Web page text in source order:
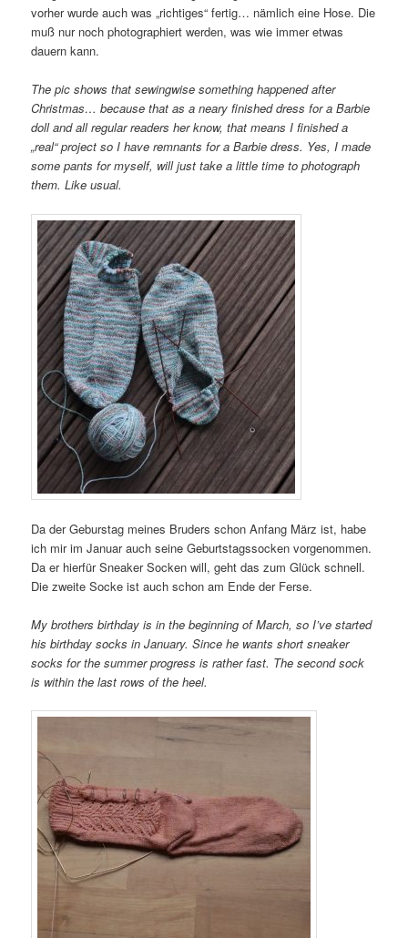
vorher wurde auch was „richtiges“ fertig… nämlich eine Hose. Die
muß nur noch photographiert werden, was wie immer etwas
dauern kann.
The pic shows that sewingwise something happened after
Christmas… because that as a neary finished dress for a Barbie
doll and all regular readers her know, that means I finished a
„real“ project so I have remnants for a Barbie dress. Yes, I made
some pants for myself, will just take a little time to photograph
them. Like usual.
Da der Geburstag meines Bruders schon Anfang März ist, habe
ich mir im Januar auch seine Geburtstagssocken vorgenommen.
Da er hierfür Sneaker Socken will, geht das zum Glück schnell.
Die zweite Socke ist auch schon am Ende der Ferse.
My brothers birthday is in the beginning of March, so I’ve started
his birthday socks in January. Since he wants short sneaker
socks for the summer progress is rather fast. The second sock
is within the last rows of the heel.